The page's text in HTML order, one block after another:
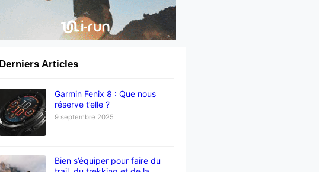
Derniers Articles
Garmin Fenix 8 : Que nous
réserve t’elle ?
9 septembre 2025
Bien s’équiper pour faire du